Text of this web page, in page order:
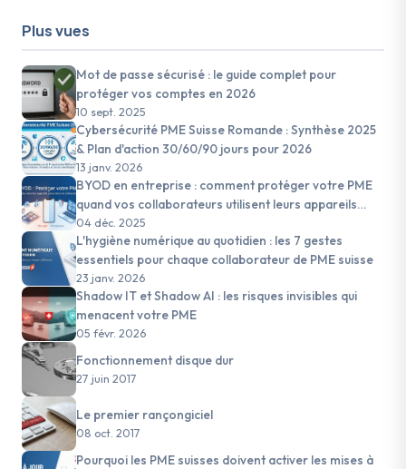
Plus vues
Mot de passe sécurisé : le guide complet pour
protéger vos comptes en 2026
10 sept. 2025
Cybersécurité PME Suisse Romande : Synthèse 2025
& Plan d'action 30/60/90 jours pour 2026
13 janv. 2026
BYOD en entreprise : comment protéger votre PME
quand vos collaborateurs utilisent leurs appareils
personnels
04 déc. 2025
L'hygiène numérique au quotidien : les 7 gestes
essentiels pour chaque collaborateur de PME suisse
23 janv. 2026
Shadow IT et Shadow AI : les risques invisibles qui
menacent votre PME
05 févr. 2026
Fonctionnement disque dur
27 juin 2017
Le premier rançongiciel
08 oct. 2017
Pourquoi les PME suisses doivent activer les mises à